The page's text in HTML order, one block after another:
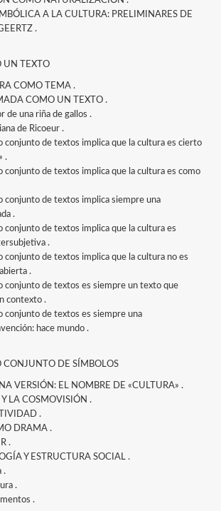
A LA CULTURA: PRELIMINARES DE
.
UN TEXTO
COMO TEMA .
COMO UN TEXTO .
de una riña de gallos .
de Ricoeur .
conjunto de textos implica que la cultura es cierto
.
conjunto de textos implica que la cultura es como
conjunto de textos implica siempre una
.
conjunto de textos implica que la cultura es
.
conjunto de textos implica que la cultura no es
.
conjunto de textos es siempre un texto que
contexto .
conjunto de textos es siempre una
hace mundo .
CONJUNTO DE SÍMBOLOS
VERSIÓN: EL NOMBRE DE «CULTURA» .
LA COSMOVISIÓN .
.
DRAMA .
.
Y ESTRUCTURA SOCIAL .
.
.
.